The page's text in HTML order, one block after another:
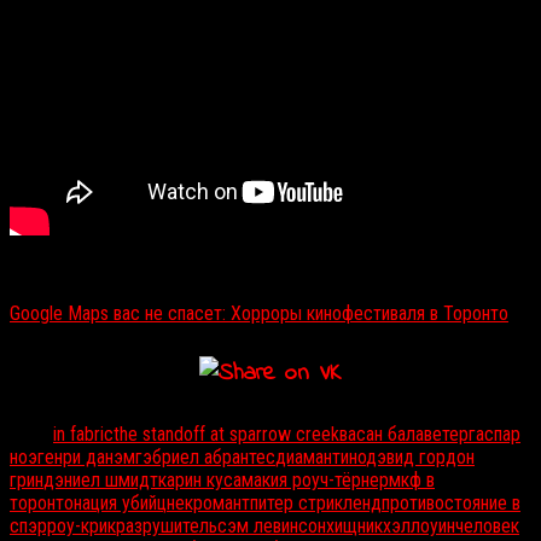
Google Maps вас не спасет: Хорроры кинофестиваля в Торонто
in fabricthe standoff at sparrow creekвасан балаветергаспар
ноэгенри данэмгэбриел абрантесдиамантинодэвид гордон
гриндэниел шмидткарин кусамакия роуч-тёрнермкф в
торонтонация убийцнекромантпитер стриклендпротивостояние в
спэрроу-крикразрушительсэм левинсонхищникхэллоуинчеловек